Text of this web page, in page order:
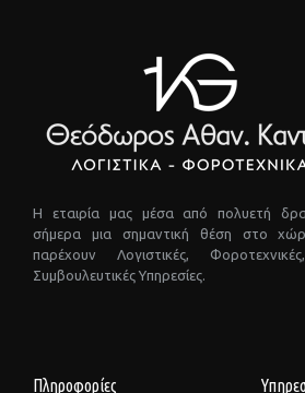
Η εταιρία μας μέσα από πολυετή
σήμερα μια σημαντική θέση στο
παρέχουν Λογιστικές,
Συμβουλευτικές Υπηρεσίες.
Πληροφορίες